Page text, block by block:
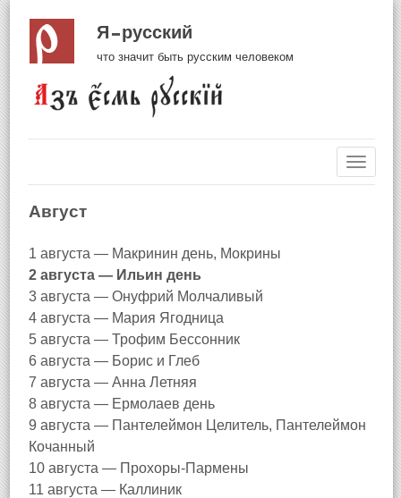
Я русский
что значит быть русским человеком
Август
1 августа — Макринин день, Мокрины
2 августа — Ильин день
3 августа — Онуфрий Молчаливый
4 августа — Мария Ягодница
5 августа — Трофим Бессонник
6 августа — Борис и Глеб
7 августа — Анна Летняя
8 августа — Ермолаев день
9 августа — Пантелеймон Целитель, Пантелеймон
Кочанный
10 августа — Прохоры-Пармены
11 августа — Каллиник